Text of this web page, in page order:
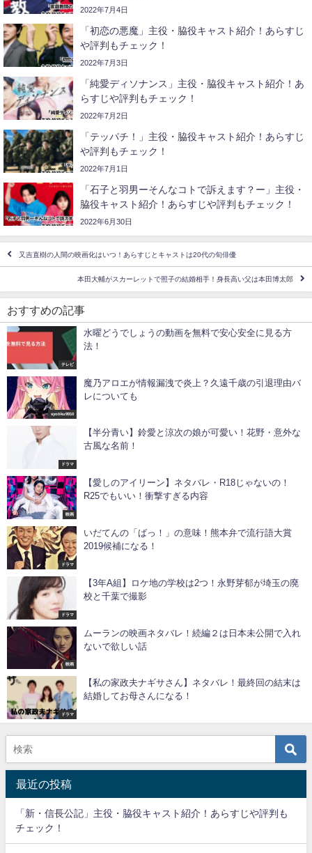
2022年7月4日
「初恋の悪魔」主役・脇役キャスト紹介！あらすじ
や評判もチェック！
2022年7月3日
「純愛ディソナンス」主役・脇役キャスト紹介！あ
らすじや評判もチェック！
2022年7月2日
「テッパチ！」主役・脇役キャスト紹介！あらすじ
や評判もチェック！
2022年7月1日
「石子と羽男ーそんなコトで訴えます？ー」主役・
脇役キャスト紹介！あらすじや評判もチェック！
2022年6月30日
又吉直樹の人間の映画化はいつ！あらすじとキャストは20代の旬俳優
本田大輔がスカーレットで照子の結婚相手！身長高い父は本田博太郎
おすすめの記事
テレビ
水曜どうでしょうの動画を無料で安心安全に見る方
法！
syotiku9910
魔乃アロエが情報漏洩で炎上？久遠千歳の引退理由バ
レについても
ドラマ
【半分青い】鈴愛と涼次の娘が可愛い！花野・意外な
古風な名前！
映画
【愛しのアイリーン】ネタバレ・R18じゃないの！
R25でもいい！衝撃すぎる内容
ドラマ
いだてんの「ばっ！」の意味！熊本弁で流行語大賞
2019候補になる！
ドラマ
【3年A組】ロケ地の学校は2つ！永野芽郁が埼玉の廃
校と千葉で撮影
映画
ムーランの映画ネタバレ！続編２は日本未公開で入れ
ないで欲しい話
ドラマ
【私の家政夫ナギサさん】ネタバレ！最終回の結末は
結婚してお母さんになる！
最近の投稿
「新・信長公記」主役・脇役キャスト紹介！あらすじや評判も
チェック！